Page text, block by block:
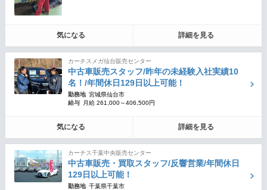
気になる 詳細を見る
カーチスメガ仙台販売センター
中古車販売スタッフ/昨年の未経験入社実績10
名！/年間休日129日以上可能！
勤務地 宮城県仙台市
給与
月給 261,000～406,500円
気になる 詳細を見る
カーチス千葉中央販売センター
中古車販売・買取スタッフ/反響営業/年間休日
129日以上可能！
勤務地 千葉県千葉市